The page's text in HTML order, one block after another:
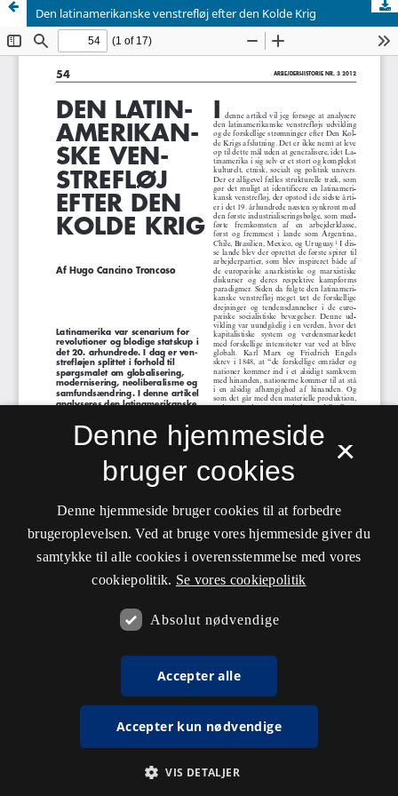
Den latinamerikanske venstrefløj efter den Kolde Krig
×
Denne hjemmeside
bruger cookies
Denne hjemmeside bruger cookies til at forbedre
brugeroplevelsen. Ved at bruge vores hjemmeside giver du
samtykke til alle cookies i overensstemmelse med vores
cookiepolitik. Se vores cookiepolitik
Absolut nødvendige
Accepter alle
Accepter kun nødvendige
VIS DETALJER